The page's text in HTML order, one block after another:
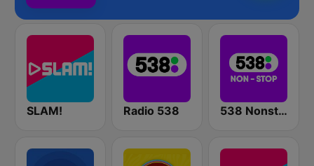
SLAM! Radio 538 538 Nonstop